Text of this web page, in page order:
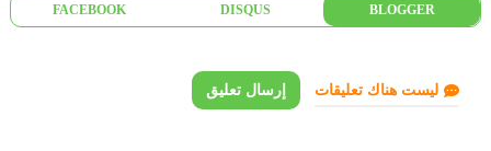
BLOGGER
DISQUS
FACEBOOK
ليست هناك تعليقات إرسال تعليق